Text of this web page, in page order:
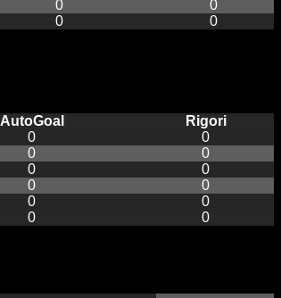
0
0
0 0
AutoGoal
Rigori
0
0
0
0
0
0
0
0
0
0
0
0